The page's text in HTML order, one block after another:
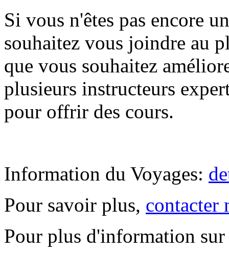
Si vous n'êtes pas encore
souhaitez vous joindre au
que vous souhaitez
plusieurs instructeurs
pour offrir des cours.
Information du Voyages:
Pour savoir plus, contacter
Pour plus d'information